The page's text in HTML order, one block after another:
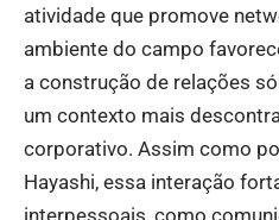
atividade que promove
ambiente do campo
a construção de relações
um contexto mais
corporativo. Assim como
Hayashi, essa interação
interpessoais, como